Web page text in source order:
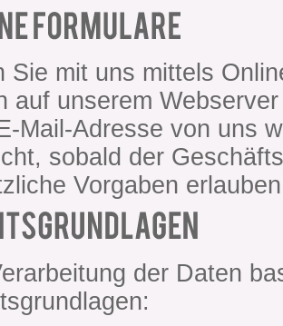
Sie mit uns mittels
auf unserem
Mail-Adresse von uns
sobald der
Vorgaben
der Daten